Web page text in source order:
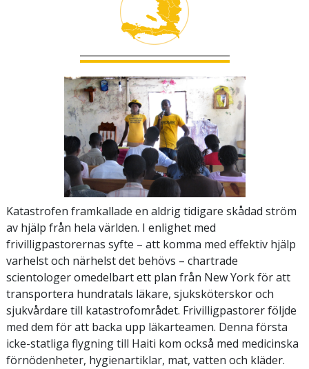
Katastrofen framkallade en aldrig tidigare skådad ström
av hjälp från hela världen. I enlighet med
frivilligpastorernas syfte – att komma med effektiv hjälp
varhelst och närhelst det behövs – chartrade
scientologer omedelbart ett plan från New York för att
transportera hundratals läkare, sjuksköterskor och
sjukvårdare till katastrofområdet. Frivilligpastorer följde
med dem för att backa upp läkarteamen. Denna första
icke-statliga flygning till Haiti kom också med medicinska
förnödenheter, hygienartiklar, mat, vatten och kläder.